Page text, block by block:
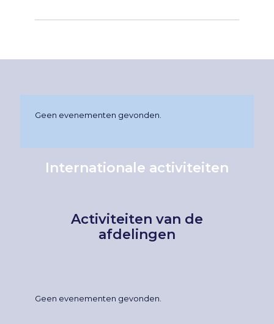
Geen evenementen gevonden.
Internationale activiteiten
Activiteiten van de
afdelingen
Geen evenementen gevonden.